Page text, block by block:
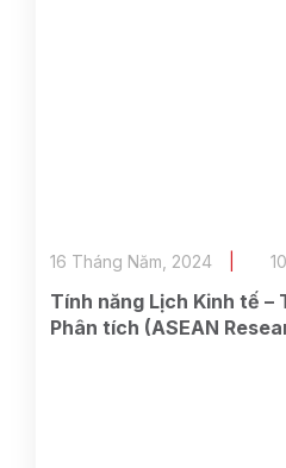
Tính năng Lịch Kinh tế –
Phân tích (ASEAN
16 Tháng Năm, 2024